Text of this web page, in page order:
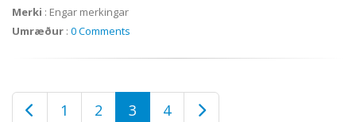
Merki : Engar merkingar
Umræður : 0 Comments
1 2 3 4